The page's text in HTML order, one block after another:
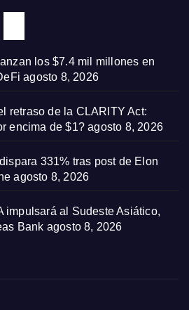
los $7.4 mil millones en
agosto 8, 2026
retraso de la CLARITY Act:
encima de $1? agosto 8, 2026
331% tras post de Elon
agosto 8, 2026
impulsará al Sudeste Asiático,
Bank agosto 8, 2026